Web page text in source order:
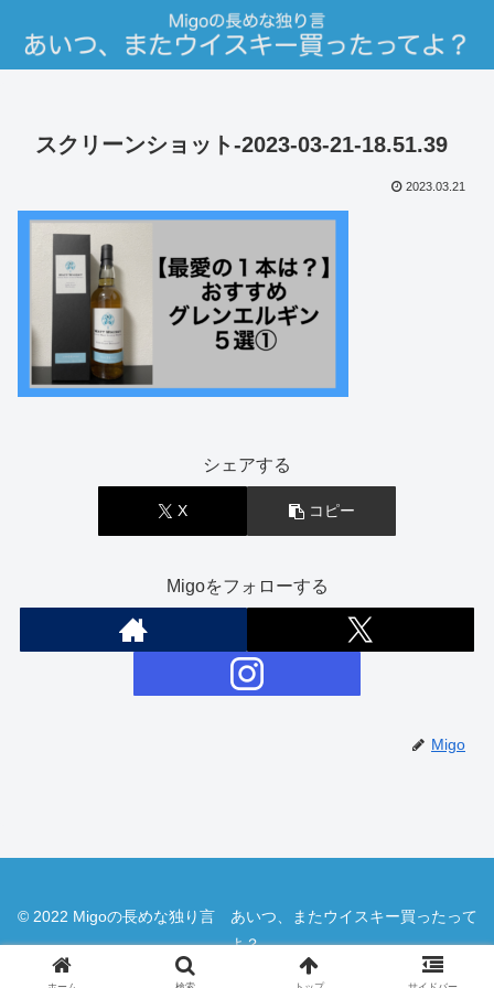
スクリーンショット-2023-03-21-18.51.39
2023.03.21
シェアする
X コピー
Migoをフォローする
Migo
© 2022 Migoの長めな独り言 あいつ、またウイスキー買ったって
よ？.